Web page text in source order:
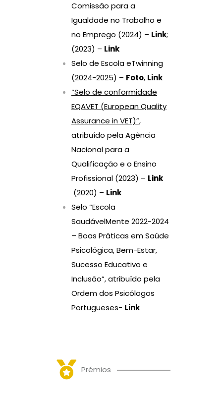
Comissão para a
Igualdade no Trabalho e
no Emprego (2024) – Link;
(2023) – Link
Selo de Escola eTwinning
(2024-2025) – Foto, Link
“Selo de conformidade
EQAVET (European Quality
Assurance in VET)”,
atribuído pela Agência
Nacional para a
Qualificação e o Ensino
Profissional (2023) – Link
(2020) – Link
Selo “Escola
SaudávelMente 2022-2024
– Boas Práticas em Saúde
Psicológica, Bem-Estar,
Sucesso Educativo e
Inclusão”, atribuído pela
Ordem dos Psicólogos
Portugueses- Link
Prémios